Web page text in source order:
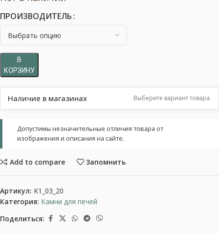
ПРОИЗВОДИТЕЛЬ
В
КОРЗИНУ
Наличие в магазинах Выберите вариант товара.
Допустимы незначительные отличия товара от
изображения и описания на сайте.
Add to compare Запомнить
Артикул: K1_03_20
Категория: Камни для печей
Поделиться: